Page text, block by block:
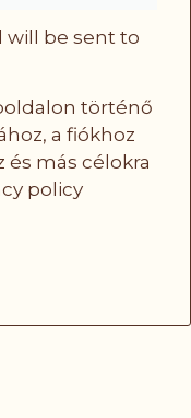
will be sent to
történő
a fiókhoz
és más célokra
policy